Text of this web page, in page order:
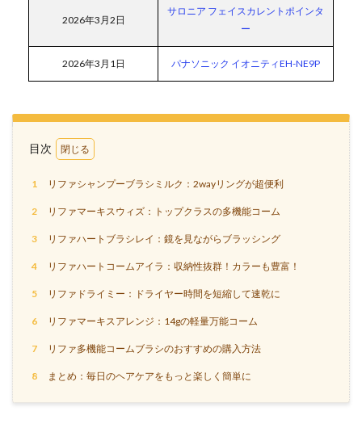
2026年3月2日
サロニア フェイスカレントポインタ
ー
2026年3月1日 パナソニック イオニティEH-NE9P
目次
1 リファシャンプーブラシミルク：2wayリングが超便利
2 リファマーキスウィズ：トップクラスの多機能コーム
3 リファハートブラシレイ：鏡を見ながらブラッシング
4 リファハートコームアイラ：収納性抜群！カラーも豊富！
5 リファドライミー：ドライヤー時間を短縮して速乾に
6 リファマーキスアレンジ：14gの軽量万能コーム
7 リファ多機能コームブラシのおすすめの購入方法
8 まとめ：毎日のヘアケアをもっと楽しく簡単に